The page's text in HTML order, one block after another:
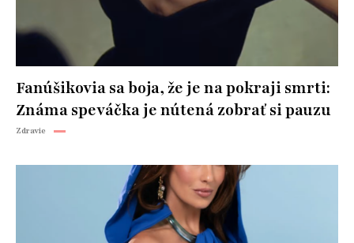
Fanúšikovia sa boja, že je na pokraji smrti:
Známa speváčka je nútená zobrať si pauzu
Zdravie